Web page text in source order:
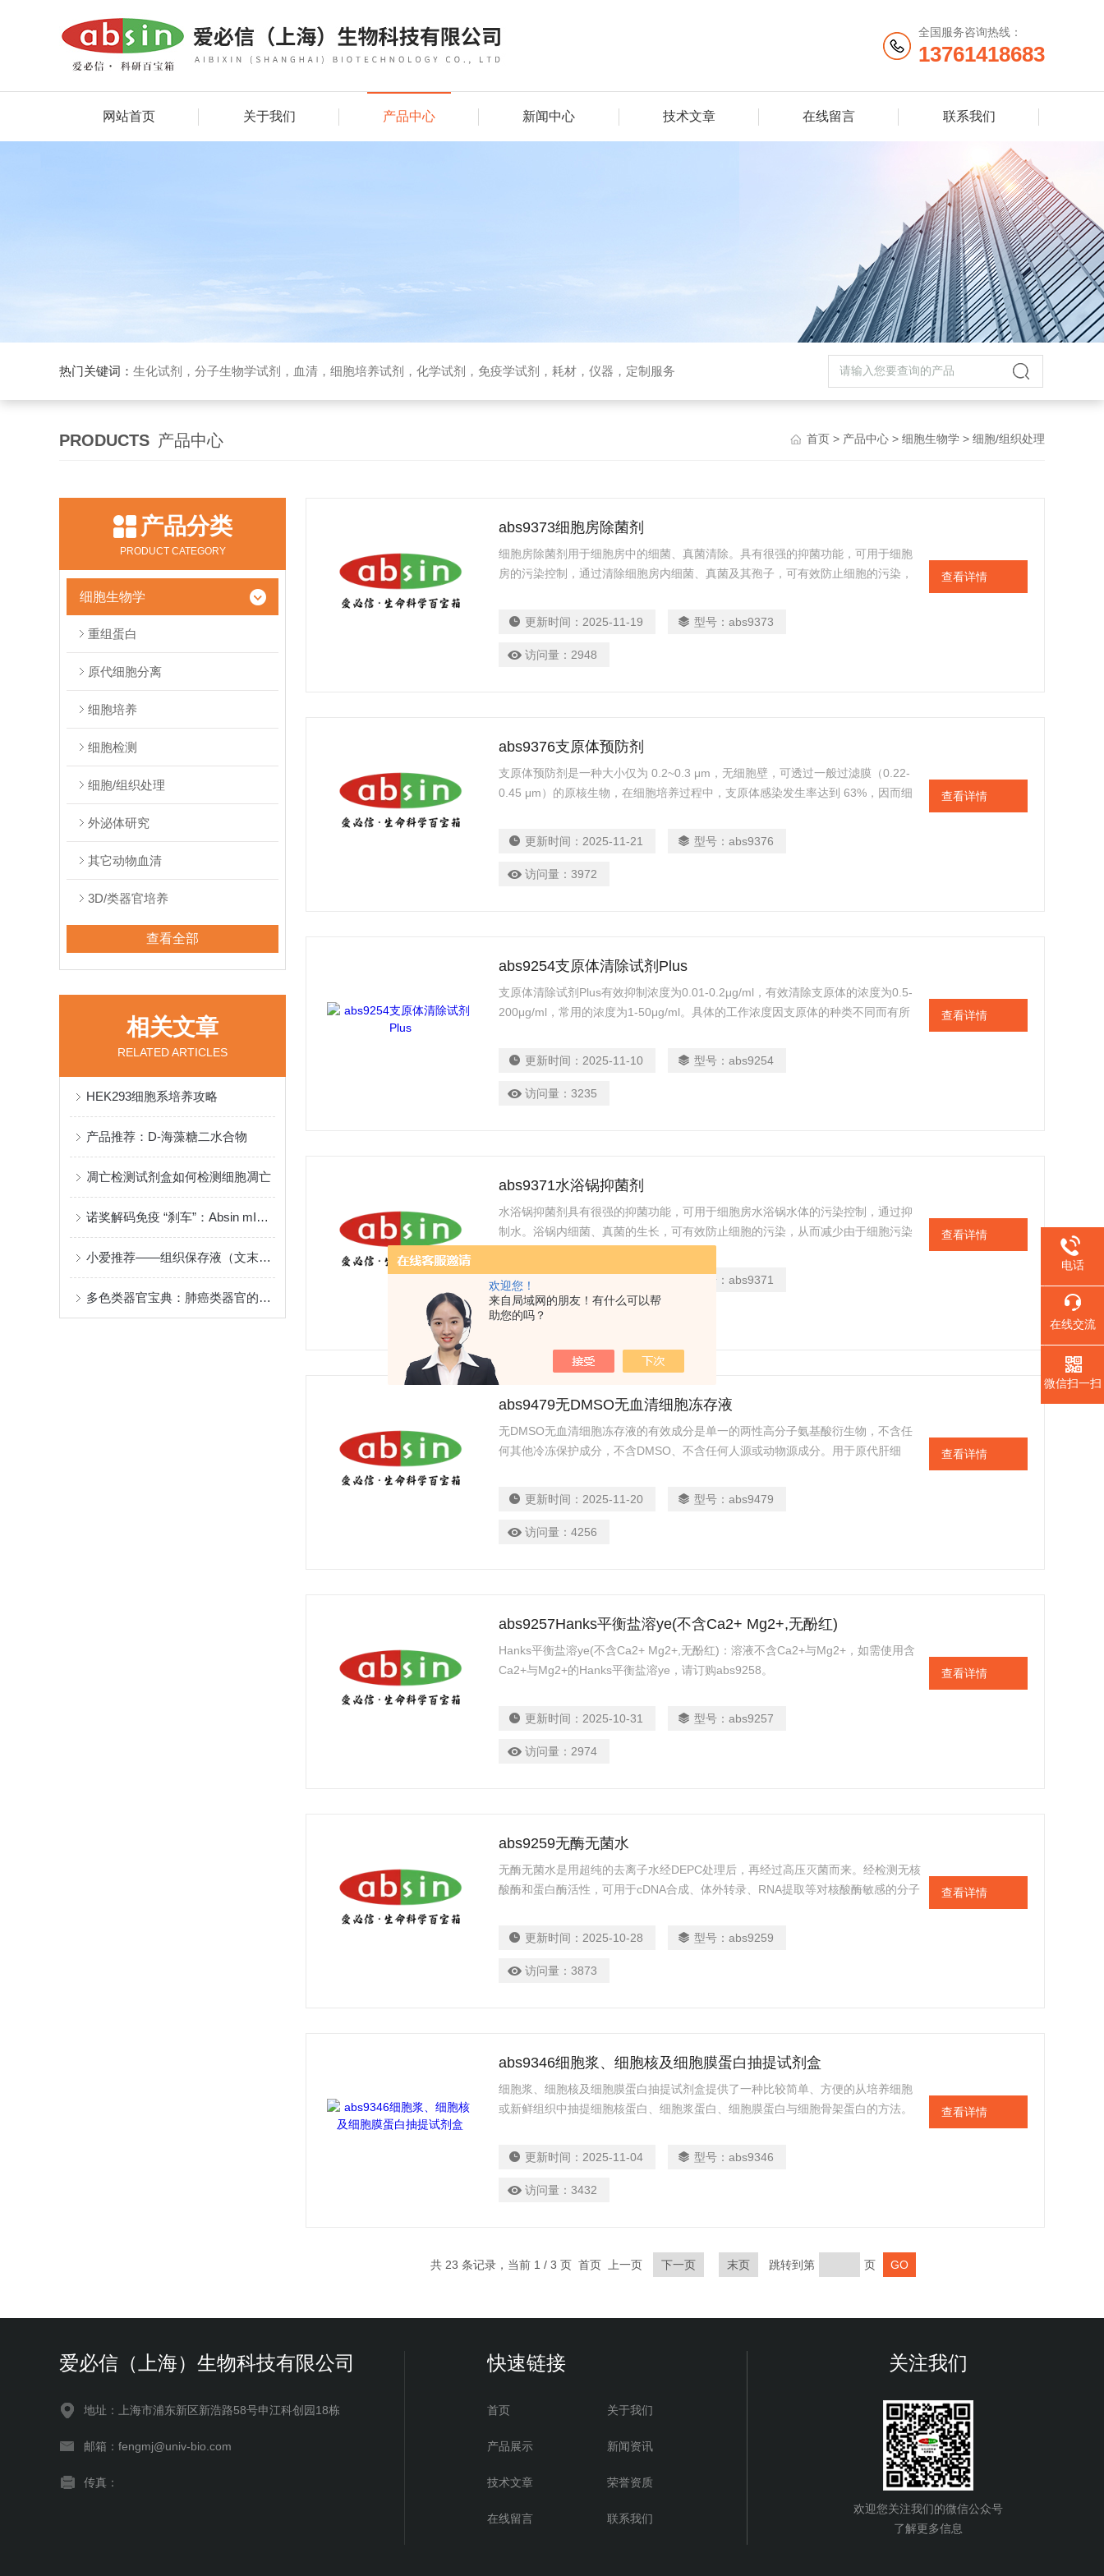
欢迎您！
来自局域网的朋友！有什么可以帮
助您的吗？
全国服务咨询热线：
13761418683
网站首页 关于我们 产品中心 新闻中心 技术文章 在线留言 联系我们
热门关键词： 生化试剂，分子生物学试剂，血清，细胞培养试剂，化学试剂，免疫学试剂，耗材，仪器，定制服务
PRODUCTS 产品中心 首页 > 产品中心 > 细胞生物学 > 细胞/组织处理
产品分类
PRODUCT CATEGORY
细胞生物学
重组蛋白
原代细胞分离
细胞培养
细胞检测
细胞/组织处理
外泌体研究
其它动物血清
3D/类器官培养
查看全部
相关文章
RELATED ARTICLES
HEK293细胞系培养攻略
产品推荐：D-海藻糖二水合物
凋亡检测试剂盒如何检测细胞凋亡
诺奖解码免疫 “刹车”：Absin mIHC服务赋能Treg细胞研究新突破
小爱推荐——组织保存液（文末附惊喜彩蛋）
多色类器官宝典：肺癌类器官的培养与多色鉴定
abs9373细胞房除菌剂
细胞房除菌剂用于细胞房中的细菌、真菌清除。具有很强的抑菌功能，可用于细胞
房的污染控制，通过清除细胞房内细菌、真菌及其孢子，可有效防止细胞的污染，
更新时间： 2025-11-19 型号：abs9373
访问量： 2948
查看详情
abs9376支原体预防剂
支原体预防剂是一种大小仅为 0.2~0.3 μm，无细胞壁，可透过一般过滤膜（0.22-
0.45 μm）的原核生物，在细胞培养过程中，支原体感染发生率达到 63%，因而细
更新时间： 2025-11-21 型号：abs9376
访问量：3972
查看详情
abs9254支原体清除试剂Plus
支原体清除试剂Plus有效抑制浓度为0.01-0.2μg/ml，有效清除支原体的浓度为0.5-
200μg/ml，常用的浓度为1-50μg/ml。具体的工作浓度因支原体的种类不同而有所
更新时间： 2025-11-10 型号：abs9254
访问量：3235
查看详情
abs9371水浴锅抑菌剂
水浴锅抑菌剂具有很强的抑菌功能，可用于细胞房水浴锅水体的污染控制，通过抑
制水。浴锅内细菌、真菌的生长，可有效防止细胞的污染，从而减少由于细胞污染
更新时间： 型号：abs9371
访问量：
查看详情
abs9479无DMSO无血清细胞冻存液
无DMSO无血清细胞冻存液的有效成分是单一的两性高分子氨基酸衍生物，不含任
何其他冷冻保护成分，不含DMSO、不含任何人源或动物源成分。用于原代肝细
更新时间： 2025-11-20 型号：abs9479
访问量：4256
查看详情
abs9257Hanks平衡盐溶ye(不含Ca2+ Mg2+,无酚红)
Hanks平衡盐溶ye(不含Ca2+ Mg2+,无酚红)：溶液不含Ca2+与Mg2+，如需使用含
Ca2+与Mg2+的Hanks平衡盐溶ye，请订购abs9258。
更新时间： 2025-10-31 型号：abs9257
访问量： 2974
查看详情
abs9259无酶无菌水
无酶无菌水是用超纯的去离子水经DEPC处理后，再经过高压灭菌而来。经检测无核
酸酶和蛋白酶活性，可用于cDNA合成、体外转录、RNA提取等对核酸酶敏感的分子
更新时间： 2025-10-28 型号：abs9259
访问量：3873
查看详情
abs9346细胞浆、细胞核及细胞膜蛋白抽提试剂盒
细胞浆、细胞核及细胞膜蛋白抽提试剂盒提供了一种比较简单、方便的从培养细胞
或新鲜组织中抽提细胞核蛋白、细胞浆蛋白、细胞膜蛋白与细胞骨架蛋白的方法。
更新时间： 2025-11-04 型号：abs9346
访问量：3432
查看详情
共 23 条记录，当前 1 / 3 页 首页 上一页 下一页 末页 跳转到第 页
爱必信（上海）生物科技有限公司
地址：上海市浦东新区新浩路58号申江科创园18栋
邮箱：fengmj@univ-bio.com
传真：
快速链接
首页 关于我们
产品展示 新闻资讯
技术文章 荣誉资质
在线留言 联系我们
关注我们
欢迎您关注我们的微信公众号
了解更多信息
电话
在线交流
微信扫一扫